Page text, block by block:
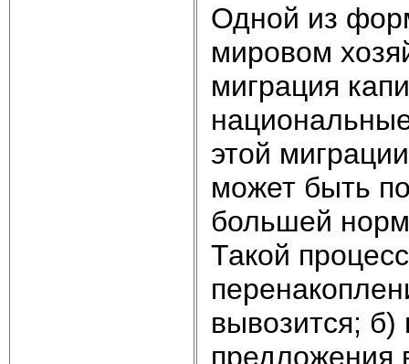
Одной из
мировом
миграция
этой
может быть
большей
Такой
вывозится; б)
предложения